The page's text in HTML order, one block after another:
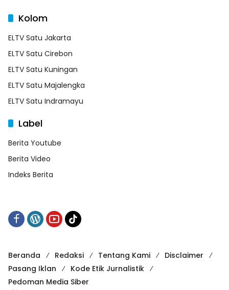
Kolom
ELTV Satu Jakarta
ELTV Satu Cirebon
ELTV Satu Kuningan
ELTV Satu Majalengka
ELTV Satu Indramayu
Label
Berita Youtube
Berita Video
Indeks Berita
Beranda Redaksi Tentang Kami
Disclaimer
Pasang Iklan
Kode Etik Jurnalistik
Pedoman Media Siber